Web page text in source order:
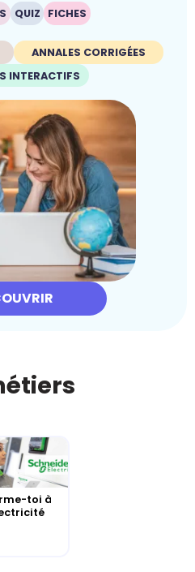
QUIZ FICHES
ANNALES CORRIGÉES
INTERACTIFS
toi à